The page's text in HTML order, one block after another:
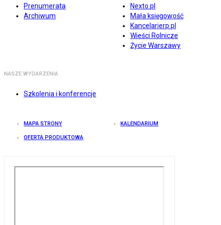
Prenumerata
Archiwum
Nexto.pl
Mała księgowość
Kancelarierp.pl
Wieści Rolnicze
Życie Warszawy
NASZE WYDARZENIA
Szkolenia i konferencje
MAPA STRONY KALENDARIUM
OFERTA PRODUKTOWA